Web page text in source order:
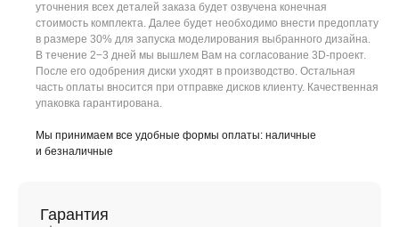
уточнения всех деталей заказа будет озвучена конечная
стоимость комплекта. Далее будет необходимо внести предоплату
в размере 30% для запуска моделирования выбранного дизайна.
В течение 2−3 дней мы вышлем Вам на согласование 3D-проект.
После его одобрения диски уходят в производство. Остальная
часть оплаты вносится при отправке дисков клиенту. Качественная
упаковка гарантирована.
Мы принимаем все удобные формы оплаты: наличные
и безналичные
Гарантия